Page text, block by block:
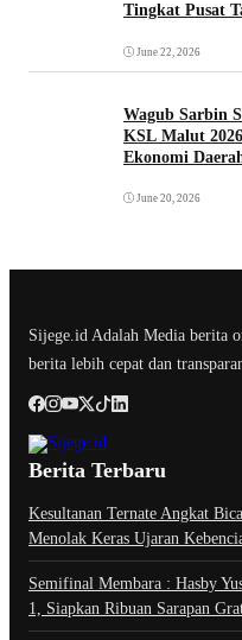
Tingkat Pusat
June 22, 2026
Wagub Sarbin
KSL Malut
Ekonomi
June 20, 2026
Sijege.id Adalah Media berita
berita lebih cepat dan
Berita Terbaru
Kesultanan Ternate Angkat
Menolak Keras Ujaran
Semifinal Membara : Hasby
1, Siapkan Ribuan Sarapan